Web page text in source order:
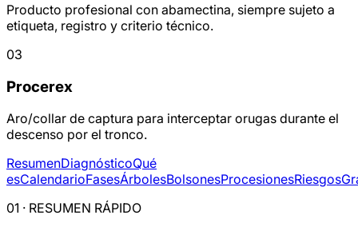
Producto profesional con abamectina, siempre sujeto a
etiqueta, registro y criterio técnico.
03
Procerex
Aro/collar de captura para interceptar orugas durante el
descenso por el tronco.
ResumenDiagnósticoQué
esCalendarioFasesÁrbolesBolsonesProcesionesRiesgos
01 · RESUMEN RÁPIDO